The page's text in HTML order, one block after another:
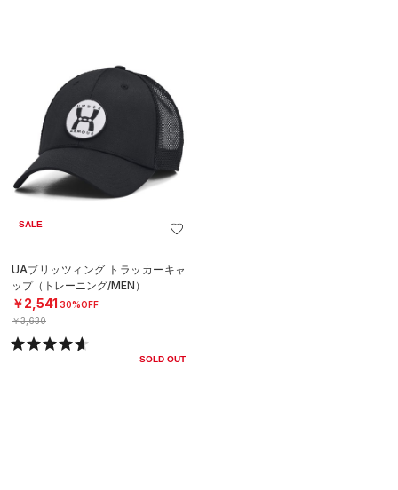
SALE
UAブリッツィング トラッカーキャ
ップ（トレーニング/MEN）
￥2,541 30%OFF
￥3,630
SOLD OUT